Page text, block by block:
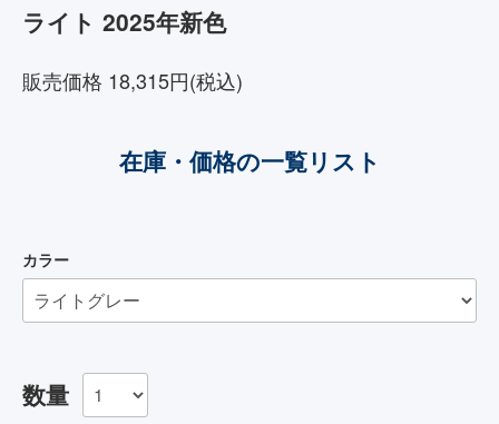
ライト 2025年新色
販売価格 18,315円(税込)
在庫・価格の一覧リスト
カラー
数量